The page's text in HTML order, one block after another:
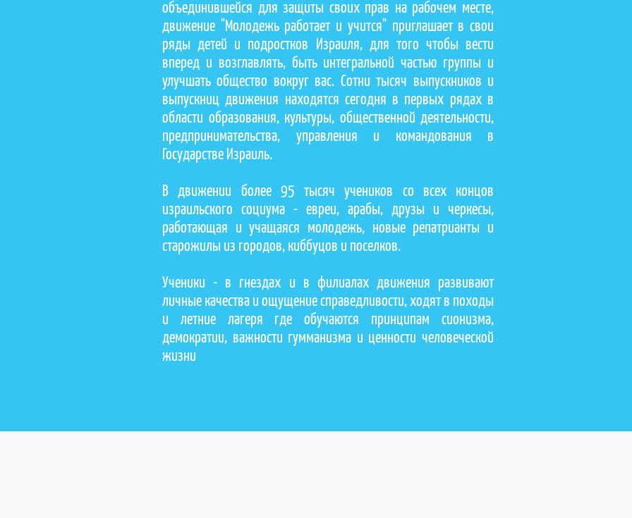
объединившейся для защиты своих прав на рабочем месте,
движение "Молодежь работает и учится" приглашает в свои
ряды детей и подростков Израиля, для того чтобы вести
вперед и возглавлять, быть интегральной частью группы и
улучшать общество вокруг вас. Сотни тысяч выпускников и
выпускниц движения находятся сегодня в первых рядах в
области образования, культуры, общественной деятельности,
предпринимательства, управления и командования в
Государстве Израиль.
В движении более 95 тысяч учеников со всех концов
израильского социума - евреи, арабы, друзы и черкесы,
работающая и учащаяся молодежь, новые репатрианты и
старожилы из городов, киббуцов и поселков.
Ученики - в гнездах и в филиалах движения развивают
личные качества и ощущение справедливости, ходят в походы
и летние лагеря где обучаются принципам сионизма,
демократии, важности гумманизма и ценности человеческой
жизни